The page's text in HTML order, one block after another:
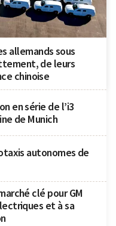
allemands sous
de leurs
chinoise
en série de l’i3
de Munich
autonomes de
clé pour GM
et à sa